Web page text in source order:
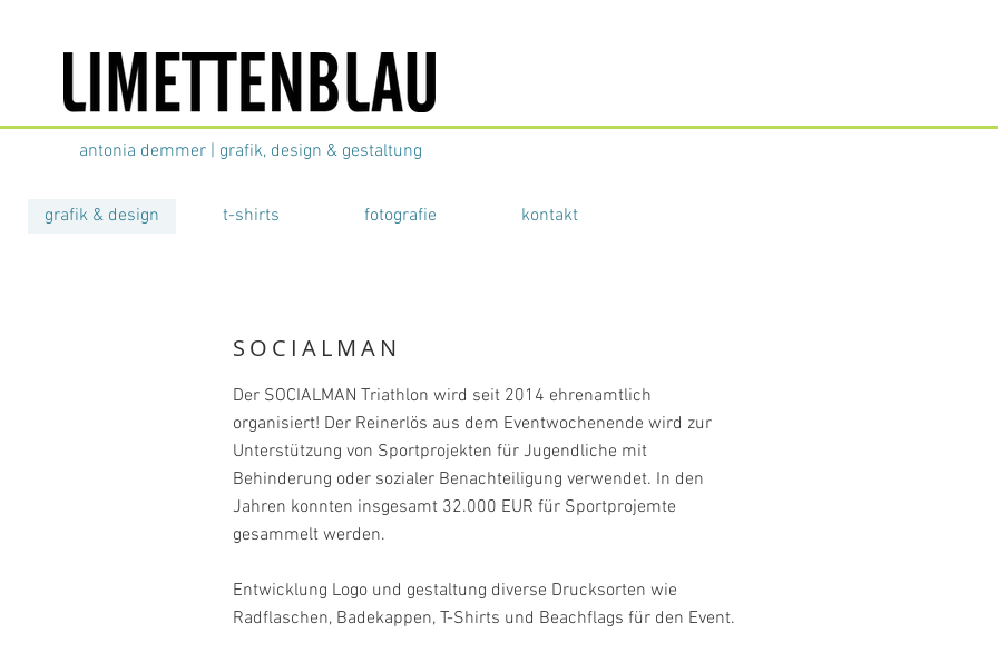
antonia demmer | grafik, design & gestaltung
grafik & design t-shirts fotografie kontakt
SOCIALMAN
Der SOCIALMAN Triathlon wird seit 2014 ehrenamtlich
organisiert! Der Reinerlös aus dem Eventwochenende wird zur
Unterstützung von Sportprojekten für Jugendliche mit
Behinderung oder sozialer Benachteiligung verwendet. In den
Jahren konnten insgesamt 32.000 EUR für Sportprojemte
gesammelt werden.
Entwicklung Logo und gestaltung diverse Drucksorten wie
Radflaschen, Badekappen, T-Shirts und Beachflags für den Event.